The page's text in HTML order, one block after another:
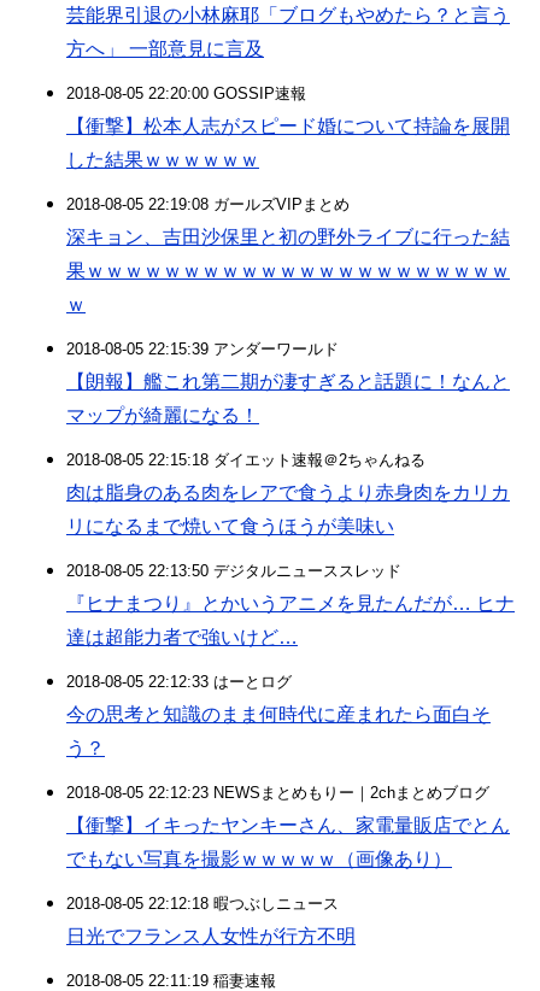
芸能界引退の小林麻耶「ブログもやめたら？と言う
方へ」 一部意見に言及
2018-08-05 22:20:00 GOSSIP速報
【衝撃】松本人志がスピード婚について持論を展開
した結果ｗｗｗｗｗｗ
2018-08-05 22:19:08 ガールズVIPまとめ
深キョン、吉田沙保里と初の野外ライブに行った結
果ｗｗｗｗｗｗｗｗｗｗｗｗｗｗｗｗｗｗｗｗｗｗ
ｗ
2018-08-05 22:15:39 アンダーワールド
【朗報】艦これ第二期が凄すぎると話題に！なんと
マップが綺麗になる！
2018-08-05 22:15:18 ダイエット速報＠2ちゃんねる
肉は脂身のある肉をレアで食うより赤身肉をカリカ
リになるまで焼いて食うほうが美味い
2018-08-05 22:13:50 デジタルニューススレッド
『ヒナまつり』とかいうアニメを見たんだが… ヒナ
達は超能力者で強いけど…
2018-08-05 22:12:33 はーとログ
今の思考と知識のまま何時代に産まれたら面白そ
う？
2018-08-05 22:12:23 NEWSまとめもりー｜2chまとめブログ
【衝撃】イキったヤンキーさん、家電量販店でとん
でもない写真を撮影ｗｗｗｗｗ（画像あり）
2018-08-05 22:12:18 暇つぶしニュース
日光でフランス人女性が行方不明
2018-08-05 22:11:19 稲妻速報